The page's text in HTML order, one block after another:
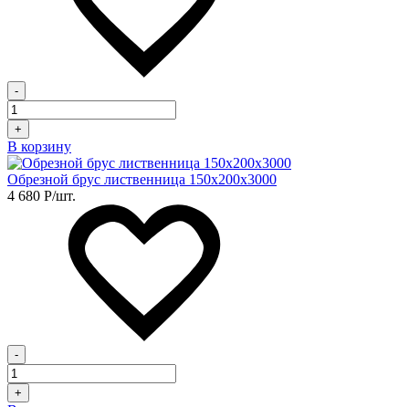
-
+
В корзину
Обрезной брус лиственница 150х200х3000
4 680 Р/шт.
-
+